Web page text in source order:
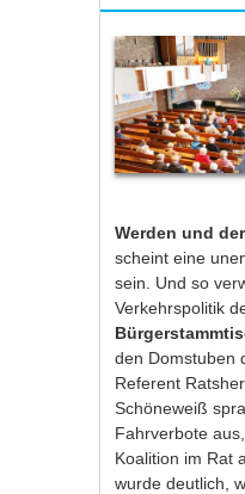
Werden und
scheint eine
sein. Und so
Verkehrspolitik
den Domstuben
Referent
Schöneweiß
Fahrverbote
Koalition im Rat
wurde deutlich,